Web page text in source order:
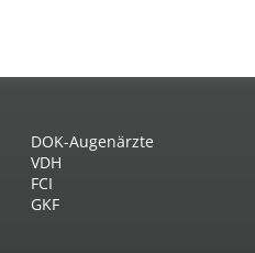
DOK-Augenärzte
VDH
FCI
GKF